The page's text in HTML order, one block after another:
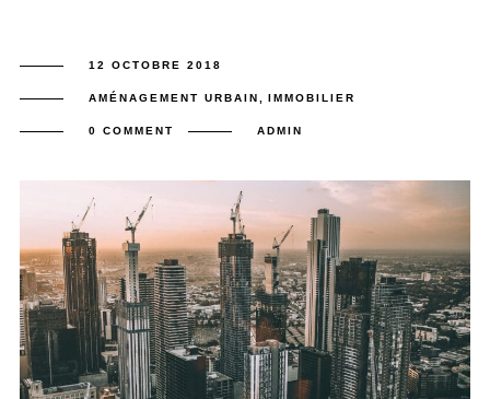
12 OCTOBRE 2018
AMÉNAGEMENT URBAIN IMMOBILIER
0 COMMENT ADMIN